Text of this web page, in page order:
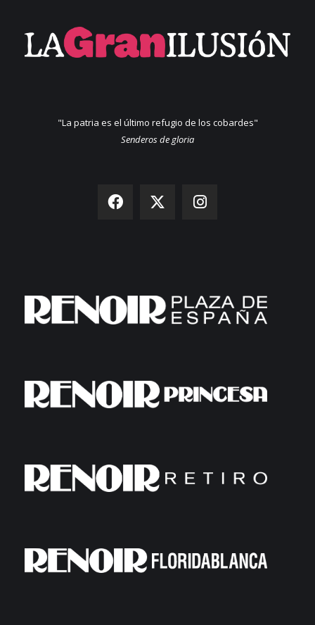
"La patria es el último refugio de los cobardes"
Senderos de gloria